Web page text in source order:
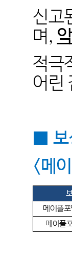
신고
며,
적극
어린
■
<메
메이플포
메이플